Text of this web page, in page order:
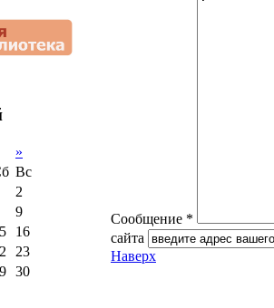
»
Вс
2
9
16
23
30
Сообщение *
сайта
Наверх